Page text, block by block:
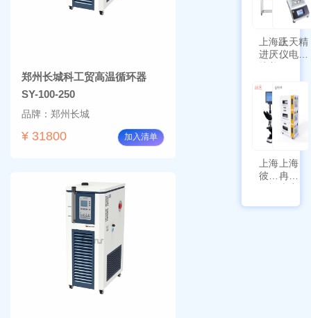
郑州长城科工贸高温循环器
SY-100-250
品牌：郑州长城
¥ 31800 加入清单
功能
上海跃
进厌氧
培养箱
III-T
上天精
仪电子
带审计
追踪功
能
上海
彼爱
姆视
上海
冉绘
大容